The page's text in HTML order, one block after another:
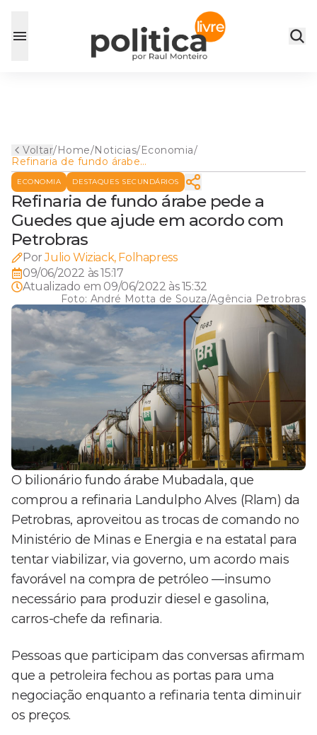
Voltar/Home/Noticias/Economia/
Refinaria de fundo árabe
pede a Guedes que ajude em
acordo com Petrobras
ECONOMIA DESTAQUES SECUNDÁRIOS
Refinaria de fundo árabe pede a
Guedes que ajude em acordo com
Petrobras
Por Julio Wiziack, Folhapress
09/06/2022 às 15:17
Atualizado em 09/06/2022 às 15:32
Foto: André Motta de Souza/Agência Petrobras
O bilionário fundo árabe Mubadala, que
comprou a refinaria Landulpho Alves (Rlam) da
Petrobras, aproveitou as trocas de comando no
Ministério de Minas e Energia e na estatal para
tentar viabilizar, via governo, um acordo mais
favorável na compra de petróleo —insumo
necessário para produzir diesel e gasolina,
carros-chefe da refinaria.
Pessoas que participam das conversas afirmam
que a petroleira fechou as portas para uma
negociação enquanto a refinaria tenta diminuir
os preços.